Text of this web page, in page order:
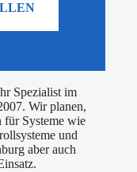
Spezialist im
Wir planen,
für Systeme wie
und
aber auch